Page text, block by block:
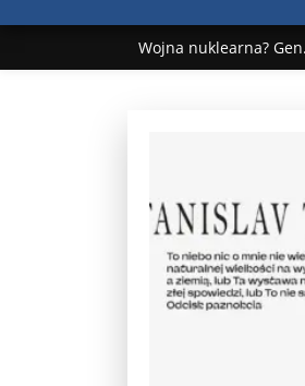
Wojna nuklearna?
Bogusław Chrabota:
Władimir Putin po
Przemysław
Są wyniki rekrytacji
Były prezydent Korei